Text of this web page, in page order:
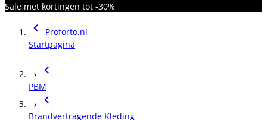
Sale met kortingen tot -30%
Proforto.nl
Startpagina
–
→
PBM
→
Brandvertragende Kleding